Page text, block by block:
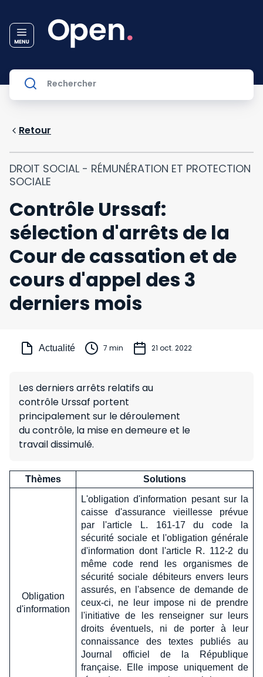
Retour
DROIT SOCIAL - RÉMUNÉRATION ET PROTECTION
SOCIALE
Contrôle Urssaf:
sélection d'arrêts de la
Cour de cassation et de
cours d'appel des 3
derniers mois
Actualité 7 min 21 oct. 2022
Les derniers arrêts relatifs au
contrôle Urssaf portent
principalement sur le déroulement
du contrôle, la mise en demeure et le
travail dissimulé.
Thèmes Solutions
Obligation
d'information
L'obligation d'information pesant sur la
caisse d'assurance vieillesse prévue
par l'article L. 161-17 du code la
sécurité sociale et l'obligation générale
d'information dont l'article R. 112-2 du
même code rend les organismes de
sécurité sociale débiteurs envers leurs
assurés, en l'absence de demande de
ceux-ci, ne leur impose ni de prendre
l'initiative de les renseigner sur leurs
droits éventuels, ni de porter à leur
connaissance des textes publiés au
Journal officiel de la République
française. Elle impose uniquement de